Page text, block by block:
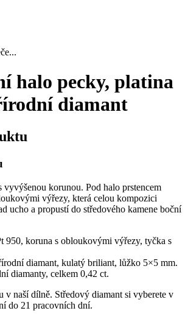
halo pecky, platina
diamant
vyvýšenou korunou. Pod halo prstencem
výřezy, která celou kompozici
ucho a propustí do středového kamene boční
950, koruna s obloukovými výřezy, tyčka s
diamant, kulatý briliant, lůžko 5×5 mm.
diamanty, celkem 0,42 ct.
v naší dílně. Středový diamant si vyberete v
do 21 pracovních dní.